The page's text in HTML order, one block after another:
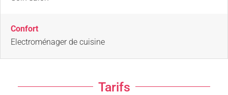
Confort
Electroménager de cuisine
Tarifs